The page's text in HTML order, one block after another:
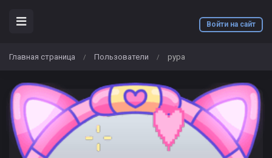
Войти на сайт
Главная страница / Пользователи / pypa